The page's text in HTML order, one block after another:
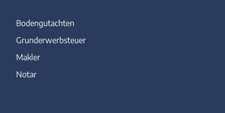
Bodengutachten
Grunderwerbsteuer
Makler
Notar